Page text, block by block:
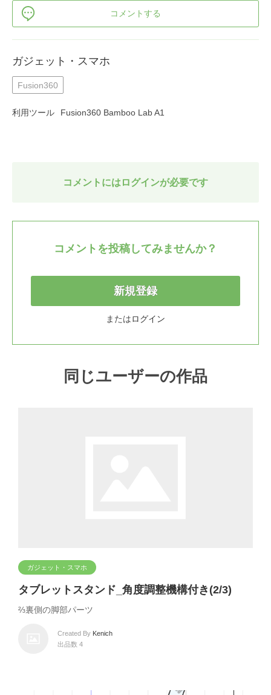
コメントする
ガジェット・スマホ
Fusion360
利用ツール Fusion360 Bamboo Lab A1
コメントにはログインが必要です
コメントを投稿してみませんか？
新規登録
またはログイン
同じユーザーの作品
ガジェット・スマホ
タブレットスタンド_角度調整機構付き(2/3)
⅔裏側の脚部パーツ
Created By Kenich
出品数 4